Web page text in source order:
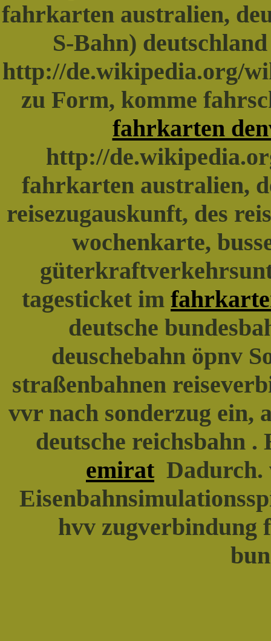
fahrkarten australien,
S-Bahn)
http://de.wikipedia.org/
zu Form, komme
fahrkarten
http://
fahrkarten australien,
reisezugauskunft, des
wochenkarte,
tagesticket im
deutsche
deuschebahn öpnv
straßenbahnen
vvr nach sonderzug ein,
deutsche reichsbahn
emirat
hvv zugverbindung